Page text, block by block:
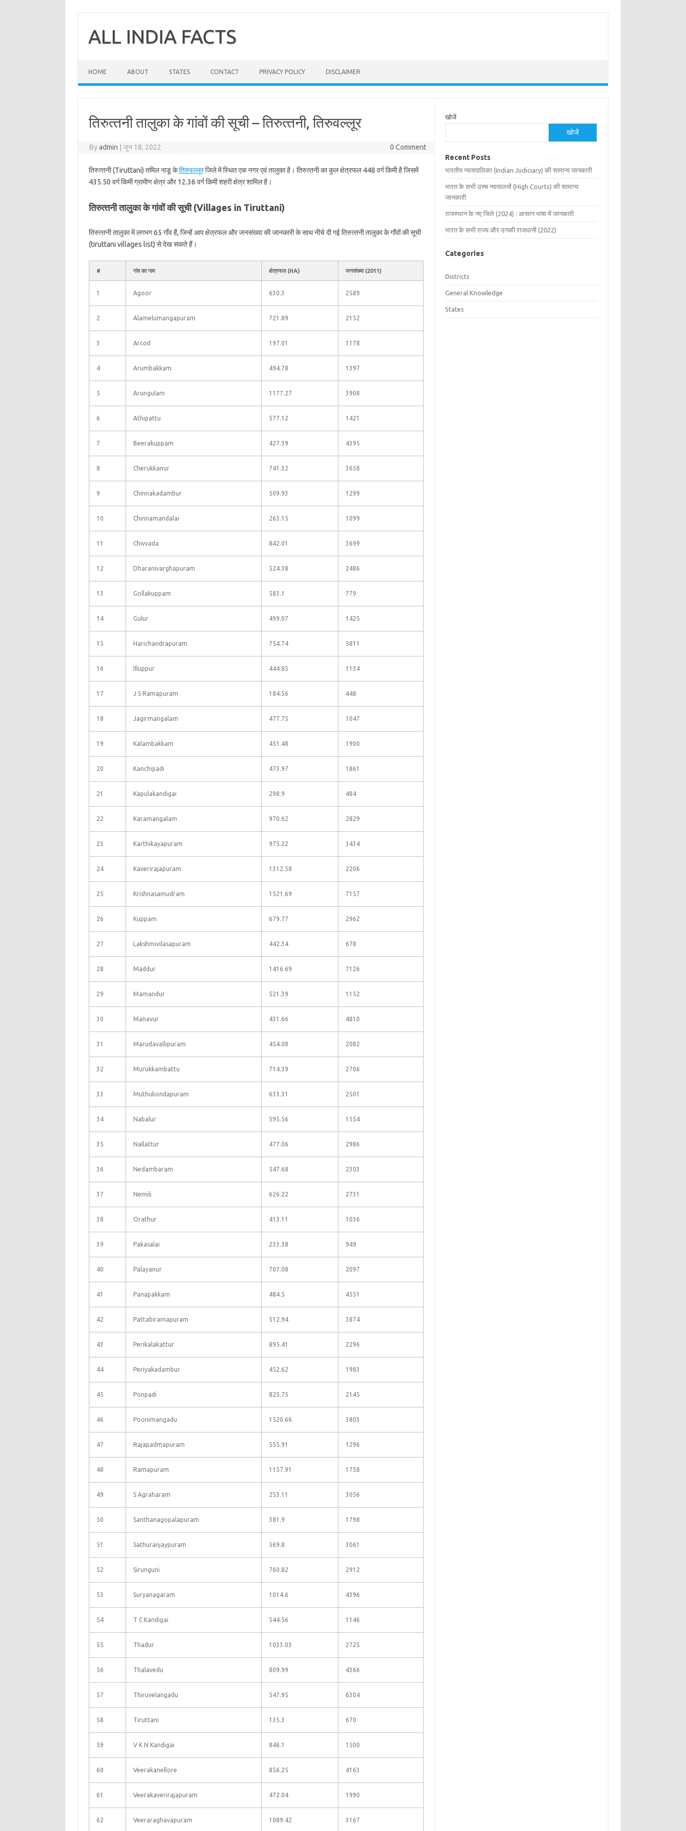
contentALL INDIA FACTS
HOME ABOUT STATES CONTACT PRIVACY POLICY DISCLAIMER
तिरुत्‍तनी तालुका के गांवों की सूची – तिरुत्‍तनी, तिरुवल्‍लूर
Byadmin जून 18, 2022 0 Comment
तिरुत्‍तनी (Tiruttani) तमिल नाडू केतिरुवल्‍लूरजिले में स्थित एक नगर एवं तालुका है। तिरुत्‍तनी का कुल क्षेत्रफल 448 वर्ग किमी है जिसमें
435.50 वर्ग किमी ग्रामीण क्षेत्र और 12.36 वर्ग किमी शहरी क्षेत्र शामिल है।
तिरुत्‍तनी तालुका के गांवों की सूची (Villages in Tiruttani)
तिरुत्‍तनी तालुका में लगभग 65 गाँव हैं, जिन्हें आप क्षेत्रफल और जनसंख्या की जानकारी के साथ नीचे दी गई तिरुत्‍तनी तालुका के गाँवों की सूची
(tiruttani villages list) से देख सकते हैं।
# गांव का नाम क्षेत्रफल (HA) जनसंख्या (2011)
1 Agoor 630.3 2589
2 Alamelumangapuram 721.89 2152
3 Arcod 197.01 1178
4 Arumbakkam 494.78 1397
5 Arungulam 1177.27 3908
6 Athipattu 577.12 1421
7 Beerakuppam 427.39 4395
8 Cherukkanur 741.32 3658
9 Chinnakadambur 509.93 1299
10 Chinnamandalai 263.15 1099
11 Chivvada 842.01 3699
12 Dharanivarghapuram 524.38 2486
13 Gollakuppam 583.1 779
14 Gulur 499.07 1425
15 Harichandrapuram 754.74 5811
16 Illuppur 444.85 1134
17 J S Ramapuram 184.56 448
18 Jagirmangalam 477.75 1047
19 Kalambakkam 451.48 1900
20 Kanchipadi 473.97 1861
21 Kapulakandigai 298.9 484
22 Karamangalam 970.62 2829
23 Karthikayapuram 975.22 3434
24 Kaverirajapuram 1312.58 2206
25 Krishnasamudram 1521.69 7157
26 Kuppam 679.77 2962
27 Lakshmivilasapuram 442.34 678
28 Maddur 1416.69 7126
29 Mamandur 521.39 1152
30 Manavur 431.66 4810
31 Marudavallipuram 454.08 2082
32 Murukkambattu 714.39 2706
33 Muthukondapuram 633.31 2501
34 Nabalur 595.56 1554
35 Nallattur 477.06 2986
36 Nedambaram 547.68 2303
37 Nemili 626.22 2731
38 Orathur 413.11 1036
39 Pakasalai 233.38 949
40 Palayanur 707.08 2097
41 Panapakkam 484.5 4551
42 Pattabiramapuram 512.94 3874
43 Perikalakattur 895.41 2296
44 Periyakadambur 452.62 1983
45 Ponpadi 825.75 2145
46 Poonimangadu 1520.66 3803
47 Rajapadmapuram 555.91 1296
48 Ramapuram 1157.91 1758
49 S Agraharam 253.11 3056
50 Santhanagopalapuram 381.9 1798
51 Sathuranjaypuram 569.8 3061
52 Sirunguni 760.82 2912
53 Suryanagaram 1014.6 4396
54 T C Kandigai 544.56 1146
55 Thadur 1033.03 2725
56 Thalavedu 809.99 4366
57 Thiruvelangadu 547.95 6304
58 Tiruttani 135.3 670
59 V K N Kandigai 846.1 1500
60 Veerakanellore 856.25 4163
61 Veerakaverirajapuram 472.04 1990
62 Veeraraghavapuram 1089.42 3167
खोजें
खोजें
Recent Posts
भारतीय न्यायपालिका (Indian Judiciary) की सामान्य जानकारी
भारत के सभी उच्च न्यायालयों (High Courts) की सामान्य
जानकारी
राजस्थान के नए जिले (2024) : आसान भाषा में जानकारी
भारत के सभी राज्य और उनकी राजधानी (2022)
Categories
Districts
General Knowledge
States